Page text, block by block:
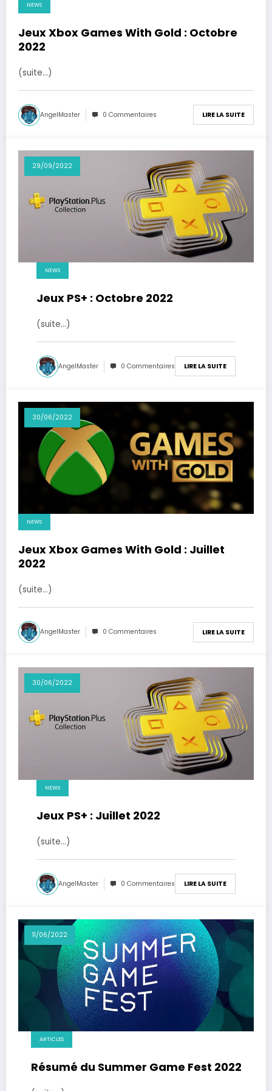
NEWS
Jeux Xbox Games With Gold : Octobre
2022
(suite…)
AngelMaster 0 Commentaires LIRE LA SUITE
29/09/2022
NEWS
Jeux PS+ : Octobre 2022
(suite…)
AngelMaster 0 Commentaires LIRE LA SUITE
30/06/2022
NEWS
Jeux Xbox Games With Gold : Juillet
2022
(suite…)
AngelMaster 0 Commentaires LIRE LA SUITE
30/06/2022
NEWS
Jeux PS+ : Juillet 2022
(suite…)
AngelMaster 0 Commentaires LIRE LA SUITE
11/06/2022
ARTICLES
Résumé du Summer Game Fest 2022